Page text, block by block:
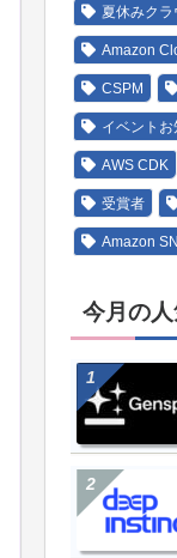
夏休みク
Amazon
CSPM
イベント
AWS CDK
受賞者
Amazon
今月の